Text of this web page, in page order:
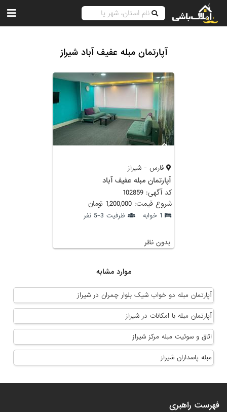
آپارتمان مبله عفیف آباد شیراز
فارس - شیراز
آپارتمان مبله عفیف آباد
کد آگهی: 102859
شروع قیمت: 1,200,000 تومان
1 خوابه ظرفیت 3-5 نفر
بدون نظر
موارد مشابه
آپارتمان مبله دو خواب شیک بلوار چمران در شیراز
آپارتمان مبله با امکانات در شیراز
اتاق و سوئیت مبله مرکز شیراز
مبله پاسداران شیراز
فهرست راهبری